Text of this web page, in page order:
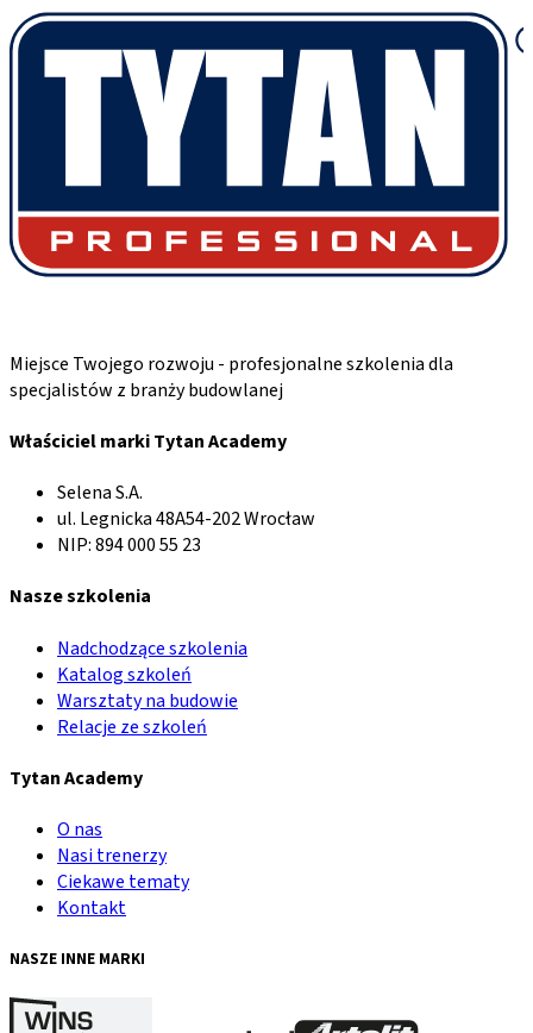
Miejsce Twojego rozwoju - profesjonalne szkolenia dla
specjalistów z branży budowlanej
Właściciel marki Tytan Academy
Selena S.A.
ul. Legnicka 48A54-202 Wrocław
NIP: 894 000 55 23
Nasze szkolenia
Nadchodzące szkolenia
Katalog szkoleń
Warsztaty na budowie
Relacje ze szkoleń
Tytan Academy
O nas
Nasi trenerzy
Ciekawe tematy
Kontakt
NASZE INNE MARKI